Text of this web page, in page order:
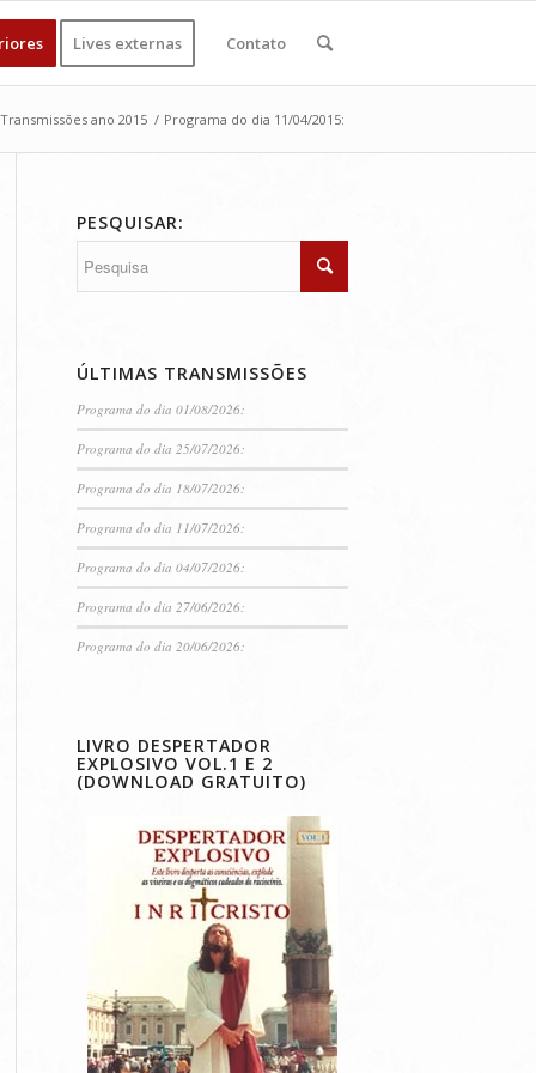
Lives externas Contato
Transmissões ano 2015 / Programa do dia 11/04/2015:
PESQUISAR:
ÚLTIMAS TRANSMISSÕES
Programa do dia 01/08/2026:
Programa do dia 25/07/2026:
Programa do dia 18/07/2026:
Programa do dia 11/07/2026:
Programa do dia 04/07/2026:
Programa do dia 27/06/2026:
Programa do dia 20/06/2026:
LIVRO DESPERTADOR
EXPLOSIVO VOL.1 E 2
(DOWNLOAD GRATUITO)